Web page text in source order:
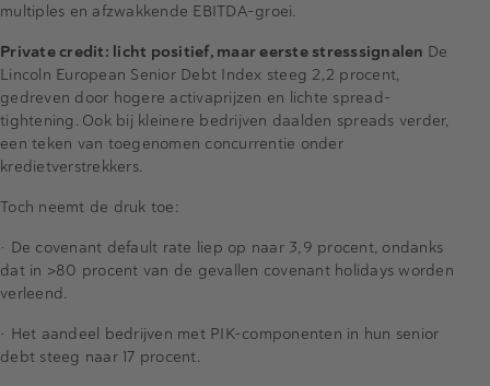
multiples en afzwakkende EBITDA-groei.
Private credit: licht positief, maar eerste stresssignalen De
Lincoln European Senior Debt Index steeg 2,2 procent,
gedreven door hogere activaprijzen en lichte spread-
tightening. Ook bij kleinere bedrijven daalden spreads verder,
een teken van toegenomen concurrentie onder
kredietverstrekkers.
Toch neemt de druk toe:
• De covenant default rate liep op naar 3,9 procent, ondanks
dat in >80 procent van de gevallen covenant holidays worden
verleend.
• Het aandeel bedrijven met PIK-componenten in hun senior
debt steeg naar 17 procent.